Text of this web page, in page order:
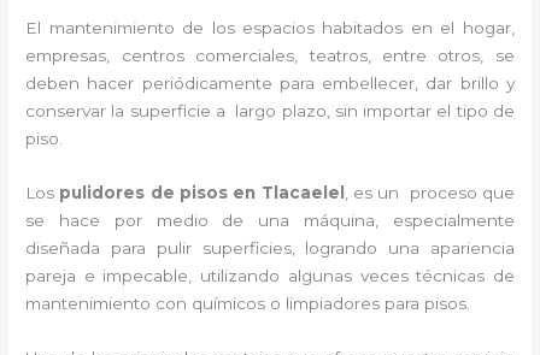
El mantenimiento de los espacios habitados en el hogar,
empresas, centros comerciales, teatros, entre otros, se
deben hacer periódicamente para embellecer, dar brillo y
conservar la superficie a largo plazo, sin importar el tipo de
piso.
Los pulidores de pisos en Tlacaelel
, es un proceso que
se hace por medio de una máquina, especialmente
diseñada para pulir superficies, logrando una apariencia
pareja e impecable, utilizando algunas veces técnicas de
mantenimiento con químicos o limpiadores para pisos.